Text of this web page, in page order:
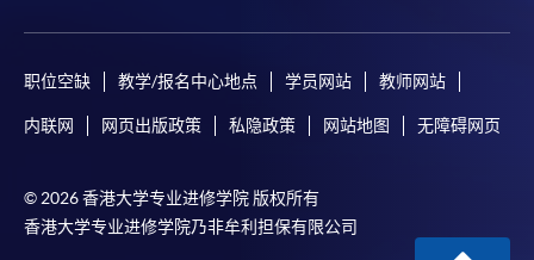
职位空缺 教学/报名中心地点 学员网站 教师网站
内联网 网页出版政策 私隐政策 网站地图 无障碍网页
© 2026 香港大学专业进修学院 版权所有
香港大学专业进修学院乃非牟利担保有限公司